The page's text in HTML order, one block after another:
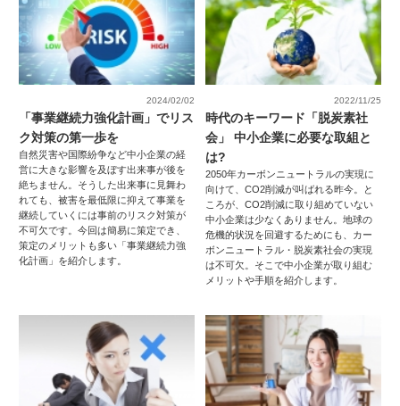
2024/02/02
「事業継続力強化計画」でリス
ク対策の第一歩を
自然災害や国際紛争など中小企業の経
営に大きな影響を及ぼす出来事が後を
絶ちません。そうした出来事に見舞わ
れても、被害を最低限に抑えて事業を
継続していくには事前のリスク対策が
不可欠です。今回は簡易に策定でき、
策定のメリットも多い「事業継続力強
化計画」を紹介します。
2022/11/25
時代のキーワード「脱炭素社
会」 中小企業に必要な取組と
は?
2050年カーボンニュートラルの実現に
向けて、CO2削減が叫ばれる昨今。と
ころが、CO2削減に取り組めていない
中小企業は少なくありません。地球の
危機的状況を回避するためにも、カー
ボンニュートラル・脱炭素社会の実現
は不可欠。そこで中小企業が取り組む
メリットや手順を紹介します。